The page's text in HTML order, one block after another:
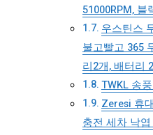
51000RPM, 블
우스틴스
불고빨고 365
리2개, 배터리
TWKL 송
Zeresi 휴
충전 세차 낙